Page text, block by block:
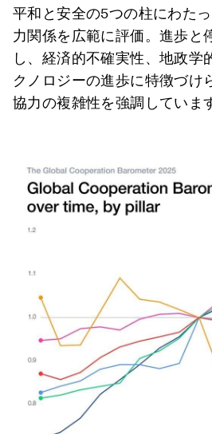
平和と安全の5つの柱にわた
力関係を広範に評価。進歩と
し、経済的不確実性、地政学
クノロジーの進歩に特徴づけ
協力の複雑性を強調していま